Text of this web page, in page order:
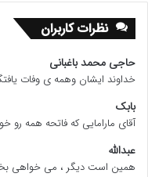
نظرات کاربران
حاجی محمد باغبانی
خداوند ایشان وهمه ی وفات
بابک
آقای مارامایی که فاتحه همه رو
عبدالله
همین است دیگر ، می خواهی